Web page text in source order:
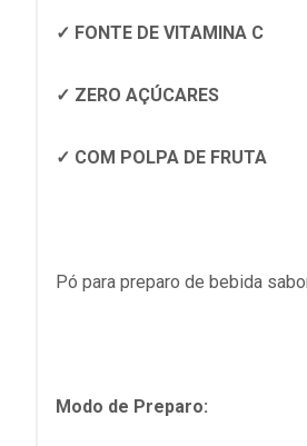
✓ FONTE DE VITAMINA C
✓ ZERO AÇÚCARES
✓ COM POLPA DE FRUTA
Pó para preparo de bebida
Modo de Preparo: